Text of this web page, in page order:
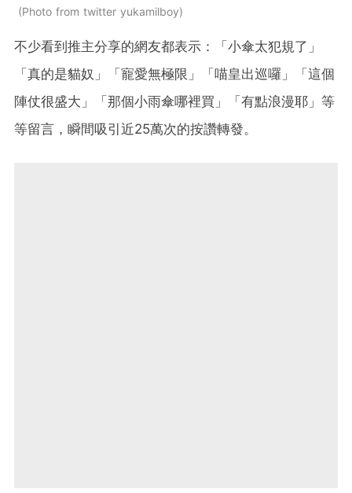
Photo from twitter yukamilboy
不少看到推主分享的網友都表示：「小傘太犯規了」
「真的是貓奴」「寵愛無極限」「喵皇出巡囉」「這個
陣仗很盛大」「那個小雨傘哪裡買」「有點浪漫耶」等
等留言，瞬間吸引近25萬次的按讚轉發。